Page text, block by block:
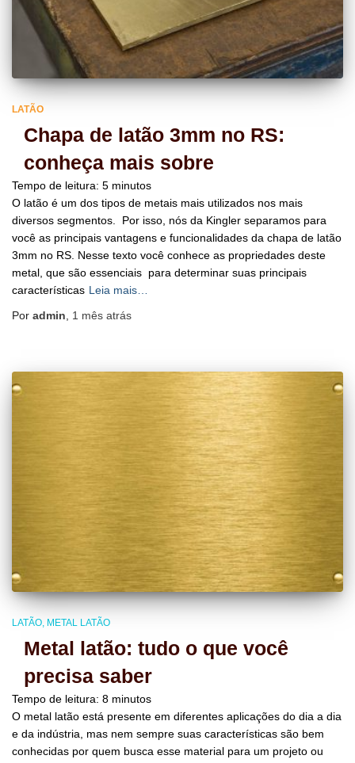
LATÃO
Chapa de latão 3mm no RS:
conheça mais sobre
Tempo de leitura: 5 minutos
O latão é um dos tipos de metais mais utilizados nos mais
diversos segmentos. Por isso, nós da Kingler separamos para
você as principais vantagens e funcionalidades da chapa de latão
3mm no RS. Nesse texto você conhece as propriedades deste
metal, que são essenciais para determinar suas principais
características Leia mais…
Por admin 1 mês atrás
LATÃO METAL LATÃO
Metal latão: tudo o que você
precisa saber
Tempo de leitura: 8 minutos
O metal latão está presente em diferentes aplicações do dia a dia
e da indústria, mas nem sempre suas características são bem
conhecidas por quem busca esse material para um projeto ou